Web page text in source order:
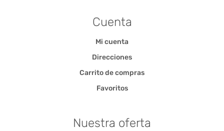
Cuenta
Mi cuenta
Direcciones
Carrito de compras
Favoritos
Nuestra oferta